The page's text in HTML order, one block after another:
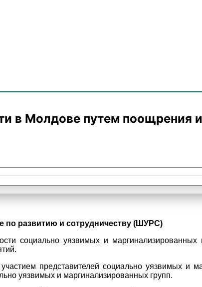
в Молдове путем поощрения
по развитию и сотрудничеству (ШУРС)
социально уязвимых и
представителей социально уязвимых и
уязвимых и маргинализированных групп.